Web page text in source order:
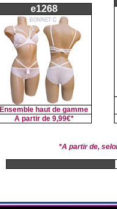
e1268
Ensemble haut de gamme
A partir de 9,99€*
*A partir de,